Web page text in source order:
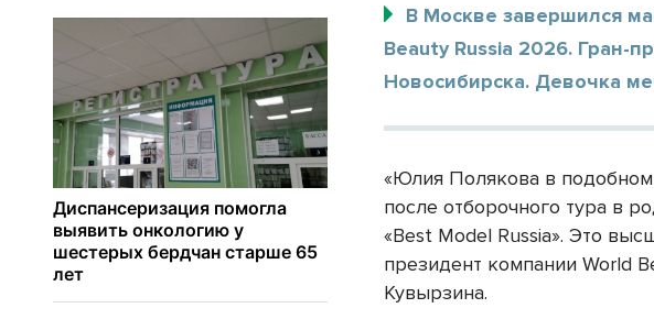
В Москве завершился
Beauty Russia 2026. Гран-
Новосибирска. Девочка
«Юлия Полякова в
после отборочного тура в
«Best Model Russia». Это
президент компании World
Кувырзина.